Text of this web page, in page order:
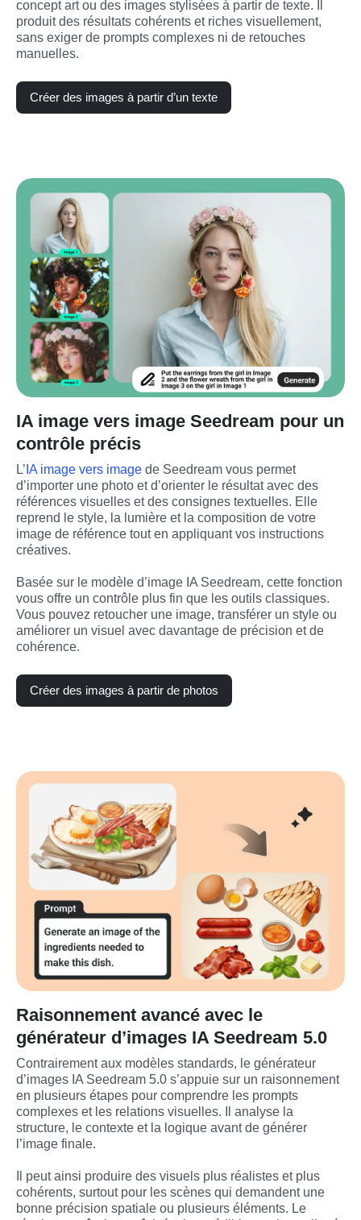
concept art ou des images stylisées à partir de texte. Il
produit des résultats cohérents et riches visuellement,
sans exiger de prompts complexes ni de retouches
manuelles.
Créer des images à partir d’un texte
IA image vers image Seedream pour un
contrôle précis
L’ IA image vers image de Seedream vous permet
d’importer une photo et d’orienter le résultat avec des
références visuelles et des consignes textuelles. Elle
reprend le style, la lumière et la composition de votre
image de référence tout en appliquant vos instructions
créatives.
Basée sur le modèle d’image IA Seedream, cette fonction
vous offre un contrôle plus fin que les outils classiques.
Vous pouvez retoucher une image, transférer un style ou
améliorer un visuel avec davantage de précision et de
cohérence.
Créer des images à partir de photos
Raisonnement avancé avec le
générateur d’images IA Seedream 5.0
Contrairement aux modèles standards, le générateur
d’images IA Seedream 5.0 s’appuie sur un raisonnement
en plusieurs étapes pour comprendre les prompts
complexes et les relations visuelles. Il analyse la
structure, le contexte et la logique avant de générer
l’image finale.
Il peut ainsi produire des visuels plus réalistes et plus
cohérents, surtout pour les scènes qui demandent une
bonne précision spatiale ou plusieurs éléments. Le